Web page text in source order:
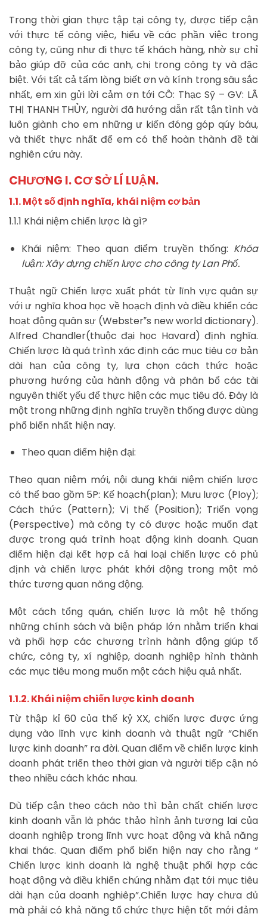
Trong thời gian thực tập tại công ty, được tiếp cận
với thực tế công việc, hiểu về các phần việc trong
công ty, cũng như đi thực tế khách hàng, nhờ sự chỉ
bảo giúp đỡ của các anh, chị trong công ty và đặc
biệt. Với tất cả tấm lòng biết ơn và kính trọng sâu sắc
nhất, em xin gửi lời cảm ơn tới CÔ: Thạc Sỹ – GV: LÃ
THỊ THANH THỦY, người đã hướng dẫn rất tận tình và
luôn giành cho em những ư kiến đóng góp qúy báu,
và thiết thực nhất để em có thể hoàn thành đề tài
nghiên cứu này.
CHƯƠNG I. CƠ SỞ LÍ LUẬN.
1.1. Một số định nghĩa, khái niệm cơ bản
1.1.1 Khái niệm chiến lược là gì?
Khái niệm: Theo quan điểm truyền thống: Khóa
luận: Xây dựng chiến lược cho công ty Lan Phố.
Thuật ngữ Chiến lược xuất phát từ lĩnh vực quân sự
với ư nghĩa khoa học về hoạch định và điều khiển các
hoạt động quân sự (Webster‟s new world dictionary).
Alfred Chandler(thuộc đại học Havard) định nghĩa.
Chiến lược là quá trình xác định các mục tiêu cơ bản
dài hạn của công ty, lựa chọn cách thức hoặc
phương hướng của hành động và phân bổ các tài
nguyên thiết yếu để thực hiện các mục tiêu đó. Đây là
một trong những định nghĩa truyền thống được dùng
phổ biến nhất hiện nay.
Theo quan điểm hiện đại:
Theo quan niệm mới, nội dung khái niệm chiến lược
có thể bao gồm 5P: Kế hoạch(plan); Mưu lược (Ploy);
Cách thức (Pattern); Vị thế (Position); Triển vọng
(Perspective) mà công ty có được hoặc muốn đạt
được trong quá trình hoạt động kinh doanh. Quan
điểm hiện đại kết hợp cả hai loại chiến lược có phủ
định và chiến lược phát khởi động trong một mô
thức tương quan năng động.
Một cách tổng quán, chiến lược là một hệ thống
những chính sách và biện pháp lớn nhằm triển khai
và phối hợp các chương trình hành động giúp tổ
chức, công ty, xí nghiệp, doanh nghiệp hình thành
các mục tiêu mong muốn một cách hiệu quả nhất.
1.1.2. Khái niệm chiến lược kinh doanh
Từ thập kỉ 60 của thế kỷ XX, chiến lược được ứng
dụng vào lĩnh vực kinh doanh và thuật ngữ “Chiến
lược kinh doanh” ra đời. Quan điểm về chiến lược kinh
doanh phát triển theo thời gian và người tiếp cận nó
theo nhiều cách khác nhau.
Dù tiếp cận theo cách nào thì bản chất chiến lược
kinh doanh vẫn là phác thảo hình ảnh tương lai của
doanh nghiệp trong lĩnh vực hoạt động và khả năng
khai thác. Quan điểm phổ biến hiện nay cho rằng “
Chiến lược kinh doanh là nghệ thuật phối hợp các
hoạt động và điều khiển chúng nhằm đạt tới mục tiêu
dài hạn của doanh nghiêp”.Chiến lược hay chưa đủ
mà phải có khả năng tổ chức thực hiện tốt mới đảm